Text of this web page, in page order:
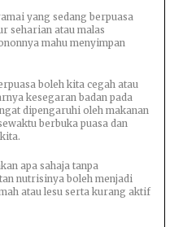
yang sedang berpuasa
seharian atau malas
mahu menyimpan
boleh kita cegah atau
kesegaran badan pada
dipengaruhi oleh makanan
berbuka puasa dan
apa sahaja tanpa
nutrisinya boleh menjadi
atau lesu serta kurang aktif